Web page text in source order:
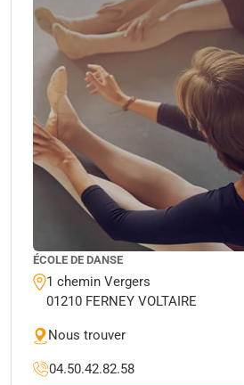
ÉCOLE DE DANSE
1 chemin Vergers
01210 FERNEY VOLTAIRE
Nous trouver
04.50.42.82.58